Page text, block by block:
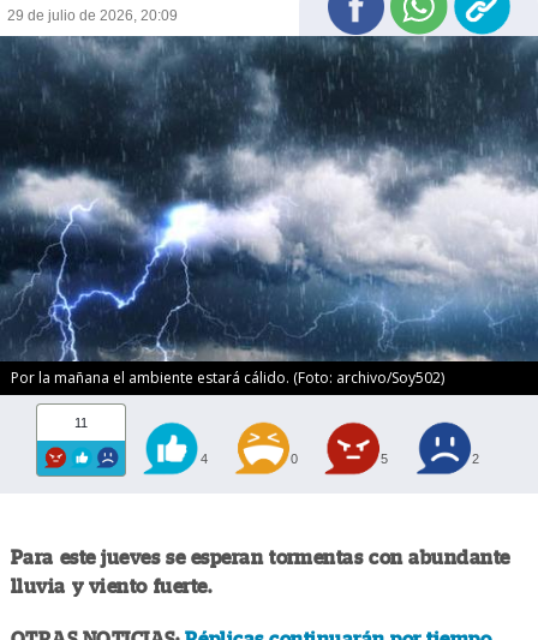
29 de julio de 2026, 20:09
Por la mañana el ambiente estará cálido. (Foto: archivo/Soy502)
11
4 0 5 2
Para este jueves se esperan tormentas con abundante
lluvia y viento fuerte.